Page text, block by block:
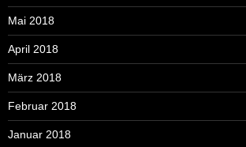
Mai 2018
April 2018
März 2018
Februar 2018
Januar 2018